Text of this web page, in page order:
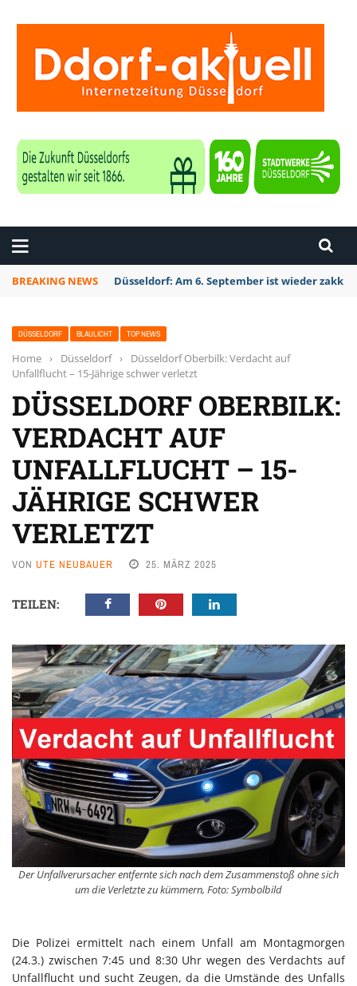
BREAKING NEWS Düsseldorf: Am 6. September ist wieder zakk
DÜSSELDORF BLAULICHT TOP NEWS
Home › Düsseldorf ›
Düsseldorf Oberbilk: Verdacht auf
Unfallflucht – 15-Jährige schwer verletzt
DÜSSELDORF OBERBILK:
VERDACHT AUF
UNFALLFLUCHT – 15-
JÄHRIGE SCHWER
VERLETZT
VON UTE NEUBAUER 25. MÄRZ 2025
TEILEN:
Der Unfallverursacher entfernte sich nach dem Zusammenstoß ohne sich
um die Verletzte zu kümmern, Foto: Symbolbild
Die Polizei ermittelt nach einem Unfall am Montagmorgen
(24.3.) zwischen 7:45 und 8:30 Uhr wegen des Verdachts auf
Unfallflucht und sucht Zeugen, da die Umstände des Unfalls